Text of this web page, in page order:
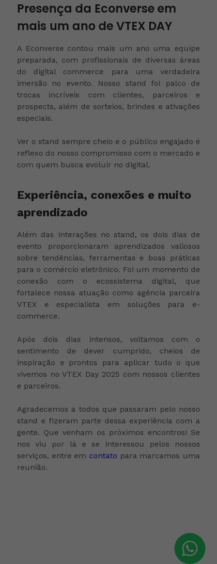
Presença da Econverse em
mais um ano de VTEX DAY
A Econverse contou mais um ano uma equipe
preparada, com profissionais de diversas áreas
do digital commerce para uma verdadeira
imersão no evento. Nosso stand foi palco de
trocas incríveis com clientes, parceiros e
prospects, além de sorteios, brindes e ativações
especiais.
Ver o stand sempre cheio e o público engajado é
reflexo do nosso compromisso com o mercado e
com quem busca evoluir no digital.
Experiência, conexões e muito
aprendizado
Além das interações no stand, os dois dias de
evento proporcionaram aprendizados valiosos
sobre tendências, ferramentas e boas práticas
para o comércio eletrônico. Foi um momento de
conexão com o ecossistema digital, que
fortalece nossa atuação como agência parceira
VTEX e especialista em soluções para e-
commerce.
Após dois dias intensos, voltamos com o
sentimento de dever cumprido, cheios de
inspiração e prontos para aplicar tudo o que
vivemos no VTEX Day 2025 com nossos clientes
e parceiros.
Agradecemos a todos que passaram pelo nosso
stand e fizeram parte dessa experiência com a
gente. Que venham os próximos encontros! Se
nos viu por lá e se interessou pelos nossos
serviços, entre em contato para marcamos uma
reunião.